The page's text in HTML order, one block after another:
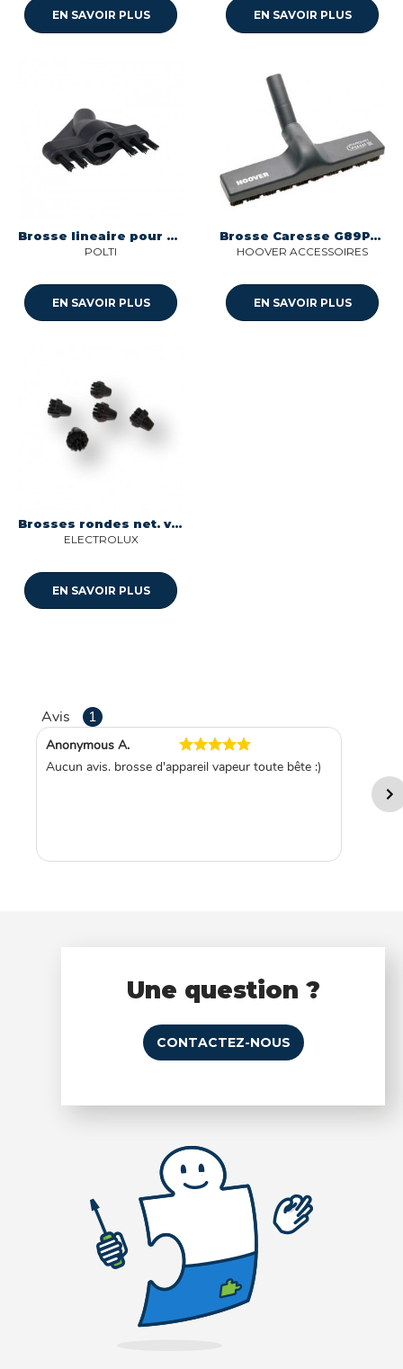
EN SAVOIR PLUS EN SAVOIR PLUS
Brosse lineaire pour nettoyeur vapeur Polti
POLTI
EN SAVOIR PLUS
Brosse Caresse G89Pc Hoover
HOOVER ACCESSOIRES
EN SAVOIR PLUS
Brosses rondes net. vap. di03 900084593
ELECTROLUX
EN SAVOIR PLUS
Avis 1
Anonymous A.
Aucun avis. brosse d'appareil vapeur toute bête :)
Une question ?
CONTACTEZ-NOUS